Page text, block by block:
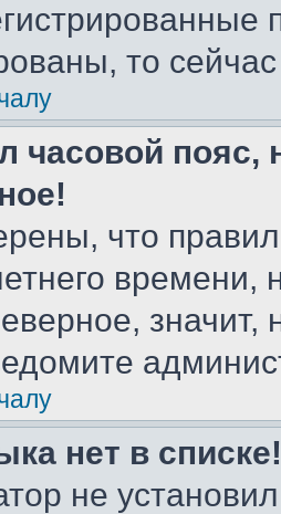
то
часовой пояс,
что
значит,
нет в списке!
не